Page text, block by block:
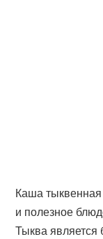
Каша
и полезное
Тыква является